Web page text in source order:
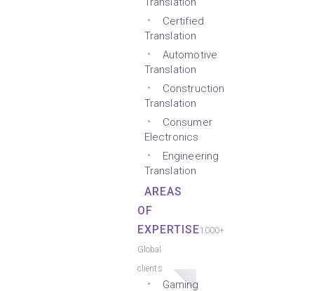
Certified
Translation
Automotive
Translation
Construction
Translation
Consumer
Electronics
Engineering
Translation
AREAS
OF
EXPERTISE1000+
Global
clients
Gaming